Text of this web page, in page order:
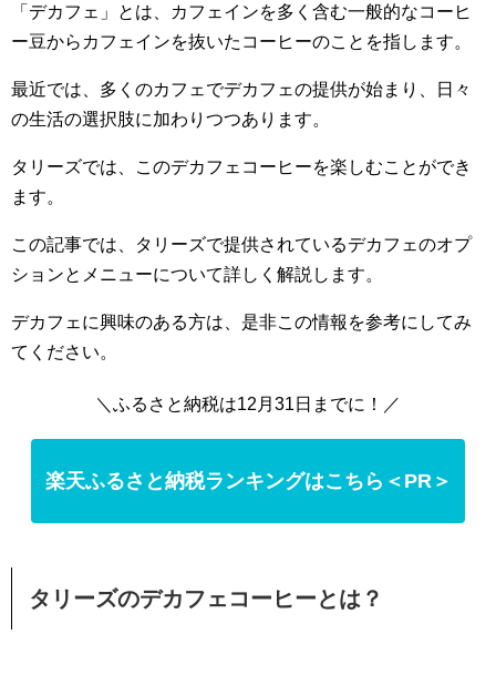
「デカフェ」とは、カフェインを多く含む一般的なコーヒ
ー豆からカフェインを抜いたコーヒーのことを指します。
最近では、多くのカフェでデカフェの提供が始まり、日々
の生活の選択肢に加わりつつあります。
タリーズでは、このデカフェコーヒーを楽しむことができ
ます。
この記事では、タリーズで提供されているデカフェのオプ
ションとメニューについて詳しく解説します。
デカフェに興味のある方は、是非この情報を参考にしてみ
てください。
＼ふるさと納税は12月31日までに！／
楽天ふるさと納税ランキングはこちら＜PR＞
タリーズのデカフェコーヒーとは？